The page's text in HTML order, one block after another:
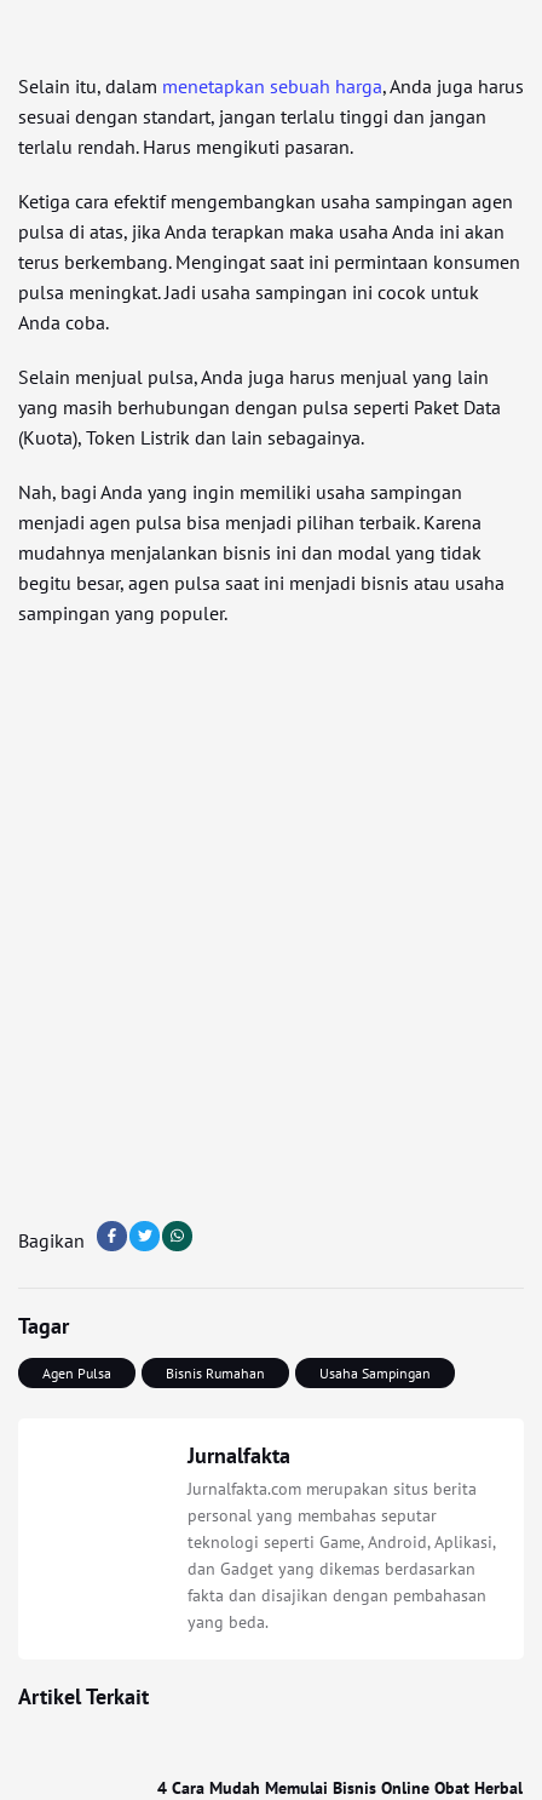
Selain itu, dalam menetapkan sebuah harga, Anda juga harus
sesuai dengan standart, jangan terlalu tinggi dan jangan
terlalu rendah. Harus mengikuti pasaran.
Ketiga cara efektif mengembangkan usaha sampingan agen
pulsa di atas, jika Anda terapkan maka usaha Anda ini akan
terus berkembang. Mengingat saat ini permintaan konsumen
pulsa meningkat. Jadi usaha sampingan ini cocok untuk
Anda coba.
Selain menjual pulsa, Anda juga harus menjual yang lain
yang masih berhubungan dengan pulsa seperti Paket Data
(Kuota), Token Listrik dan lain sebagainya.
Nah, bagi Anda yang ingin memiliki usaha sampingan
menjadi agen pulsa bisa menjadi pilihan terbaik. Karena
mudahnya menjalankan bisnis ini dan modal yang tidak
begitu besar, agen pulsa saat ini menjadi bisnis atau usaha
sampingan yang populer.
Bagikan
Tagar
Agen Pulsa Bisnis Rumahan Usaha Sampingan
Jurnalfakta
Jurnalfakta.com merupakan situs berita
personal yang membahas seputar
teknologi seperti Game, Android, Aplikasi,
dan Gadget yang dikemas berdasarkan
fakta dan disajikan dengan pembahasan
yang beda.
Artikel Terkait
4 Cara Mudah Memulai Bisnis Online Obat Herbal